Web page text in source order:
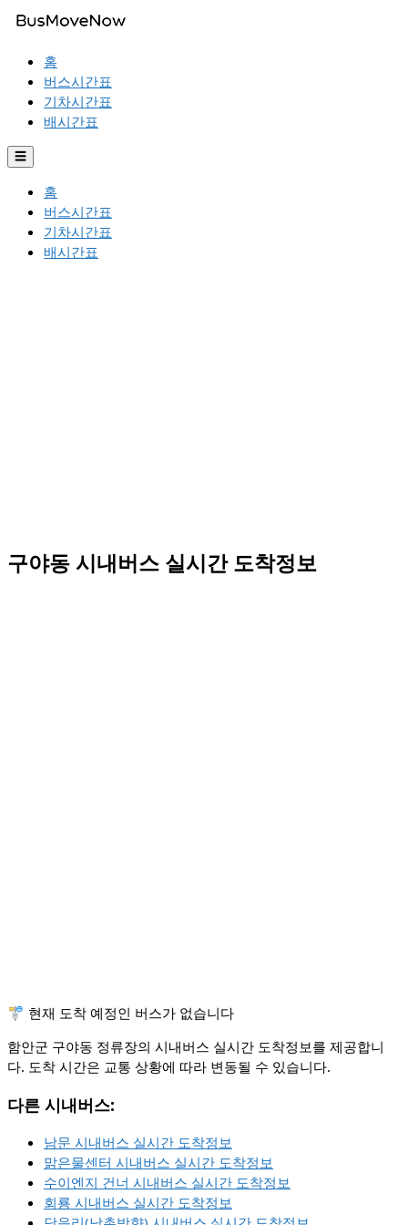
홈
버스시간표
기차시간표
배시간표
☰
홈
버스시간표
기차시간표
배시간표
구야동 시내버스 실시간 도착정보
🚏 현재 도착 예정인 버스가 없습니다
함안군 구야동 정류장의 시내버스 실시간 도착정보를 제공합니
다. 도착 시간은 교통 상황에 따라 변동될 수 있습니다.
다른 시내버스:
남문 시내버스 실시간 도착정보
맑은물센터 시내버스 실시간 도착정보
수이엔지 건너 시내버스 실시간 도착정보
회룡 시내버스 실시간 도착정보